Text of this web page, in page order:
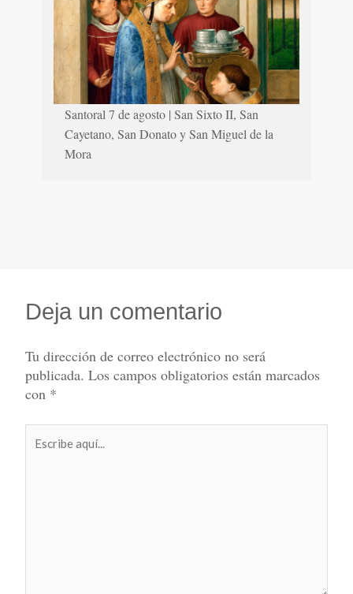
Santoral 7 de agosto | San Sixto II, San
Cayetano, San Donato y San Miguel de la
Mora
Deja un comentario
Tu dirección de correo electrónico no será
publicada. Los campos obligatorios están marcados
con *
aquí...